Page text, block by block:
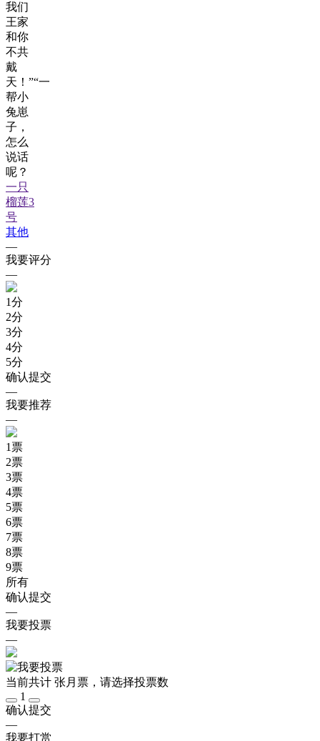
我们
王家
和你
不共
戴
天！”“一
帮小
兔崽
子，
怎么
说话
呢？
一只
榴莲3
号
其他
—
我要评分
—
1分
2分
3分
4分
5分
确认提交
—
我要推荐
—
1票
2票
3票
4票
5票
6票
7票
8票
9票
所有
确认提交
—
我要投票
—
当前共计 张月票，请选择投票数
1
确认提交
—
我要打赏